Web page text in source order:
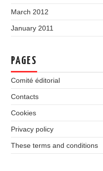
March 2012
January 2011
PAGES
Comité éditorial
Contacts
Cookies
Privacy policy
These terms and conditions